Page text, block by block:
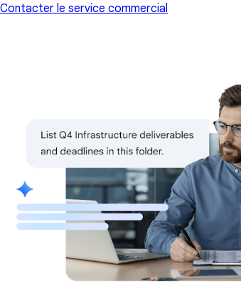
Contacter le service commercial